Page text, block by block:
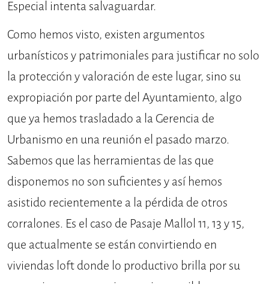
Especial intenta salvaguardar.
Como hemos visto, existen argumentos
urbanísticos y patrimoniales para justificar no solo
la protección y valoración de este lugar, sino su
expropiación por parte del Ayuntamiento, algo
que ya hemos trasladado a la Gerencia de
Urbanismo en una reunión el pasado marzo.
Sabemos que las herramientas de las que
disponemos no son suficientes y así hemos
asistido recientemente a la pérdida de otros
corralones. Es el caso de Pasaje Mallol 11, 13 y 15,
que actualmente se están convirtiendo en
viviendas loft donde lo productivo brilla por su